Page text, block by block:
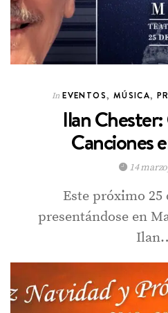
In EVENTOS, MÚSICA,
Ilan
Canciones
14
Este próximo 25
presentándose en